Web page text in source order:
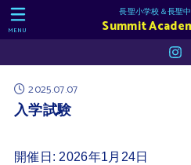
長聖小学校＆長聖
Summit
MENU
2025.07.07
入学試験
開催日: 2026年1月24日